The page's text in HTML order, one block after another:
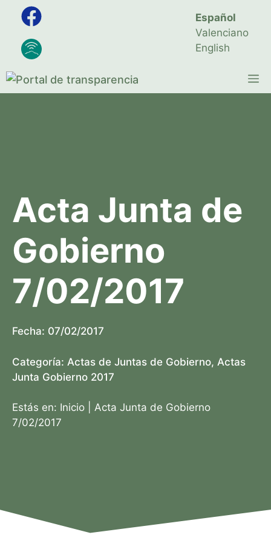
Saltar
contenido
Español
Valenciano
English
Acta Junta de
Gobierno
7/02/2017
Fecha: 07/02/2017
Categoría: Actas de Juntas de Gobierno, Actas
Junta Gobierno 2017
Estás en: Inicio
Acta Junta de Gobierno
7/02/2017